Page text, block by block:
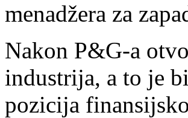
menadžera za
Nakon P&G-a
industrija, a to je
pozicija